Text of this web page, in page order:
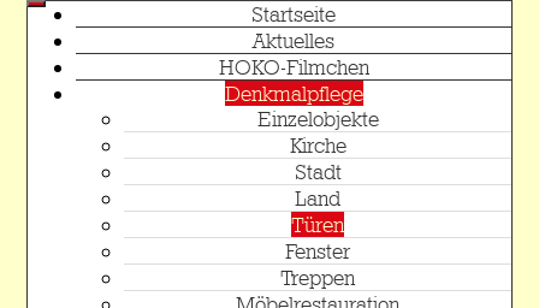
Startseite
Aktuelles
HOKO-Filmchen
Denkmalpflege
Einzelobjekte
Kirche
Stadt
Land
Türen
Fenster
Treppen